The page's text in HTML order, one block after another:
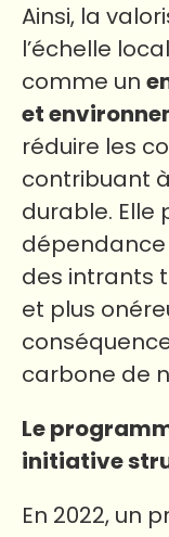
Ainsi, la
l’échelle
comme un
et
réduire les
contribuant
durable. Elle
des intrants
et plus
carbone de
Le
initiative
En 2022, un